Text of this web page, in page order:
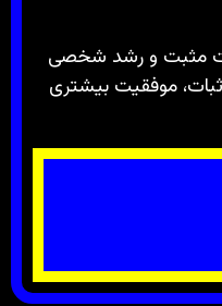
مثبت و رشد شخصی
موفقیت بیشتری